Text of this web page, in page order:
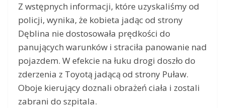
Z wstępnych informacji, które uzyskaliśmy od
policji, wynika, że kobieta jadąc od strony
Dęblina nie dostosowała prędkości do
panujących warunków i straciła panowanie nad
pojazdem. W efekcie na łuku drogi doszło do
zderzenia z Toyotą jadącą od strony Puław.
Oboje kierujący doznali obrażeń ciała i zostali
zabrani do szpitala.